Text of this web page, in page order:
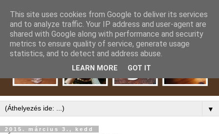
▼
2015. március 3., kedd
This site uses cookies from Google to deliver its services
and to analyze traffic. Your IP address and user-agent are
shared with Google along with performance and security
metrics to ensure quality of service, generate usage
statistics, and to detect and address abuse.
LEARN MORE GOT IT